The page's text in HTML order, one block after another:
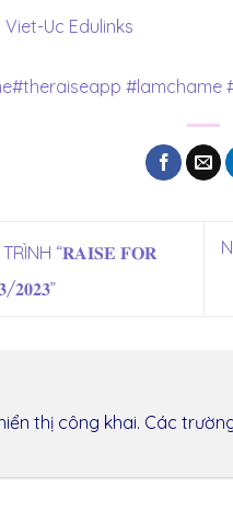
Viet-Uc Edulinks
#theraiseapp #lamchame
TRÌNH “𝐑𝐀𝐈𝐒𝐄 𝐅𝐎𝐑
𝟐𝟎𝟐𝟑”
thị công khai. Các